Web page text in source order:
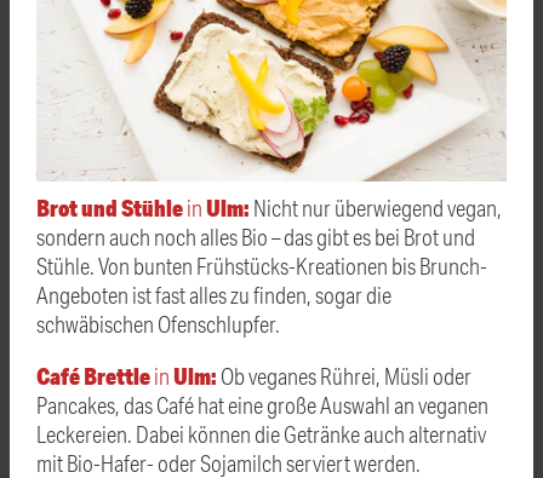
Brot und StühleinUlm: Nicht nur überwiegend vegan,
sondern auch noch alles Bio – das gibt es bei Brot und
Stühle. Von bunten Frühstücks-Kreationen bis Brunch-
Angeboten ist fast alles zu finden, sogar die
schwäbischen Ofenschlupfer.
Café BrettleinUlm: Ob veganes Rührei, Müsli oder
Pancakes, das Café hat eine große Auswahl an veganen
Leckereien. Dabei können die Getränke auch alternativ
mit Bio-Hafer- oder Sojamilch serviert werden.